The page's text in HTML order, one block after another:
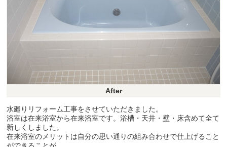
After
水廻りリフォーム工事をさせていただきました。
浴室は在来浴室から在来浴室です。浴槽・天井・壁・床含めて全て
新しくしました。
在来浴室のメリットは自分の思い通りの組み合わせで仕上げること